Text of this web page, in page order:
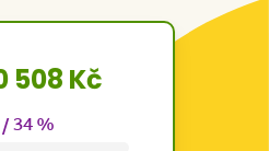
508 Kč
/ 34 %